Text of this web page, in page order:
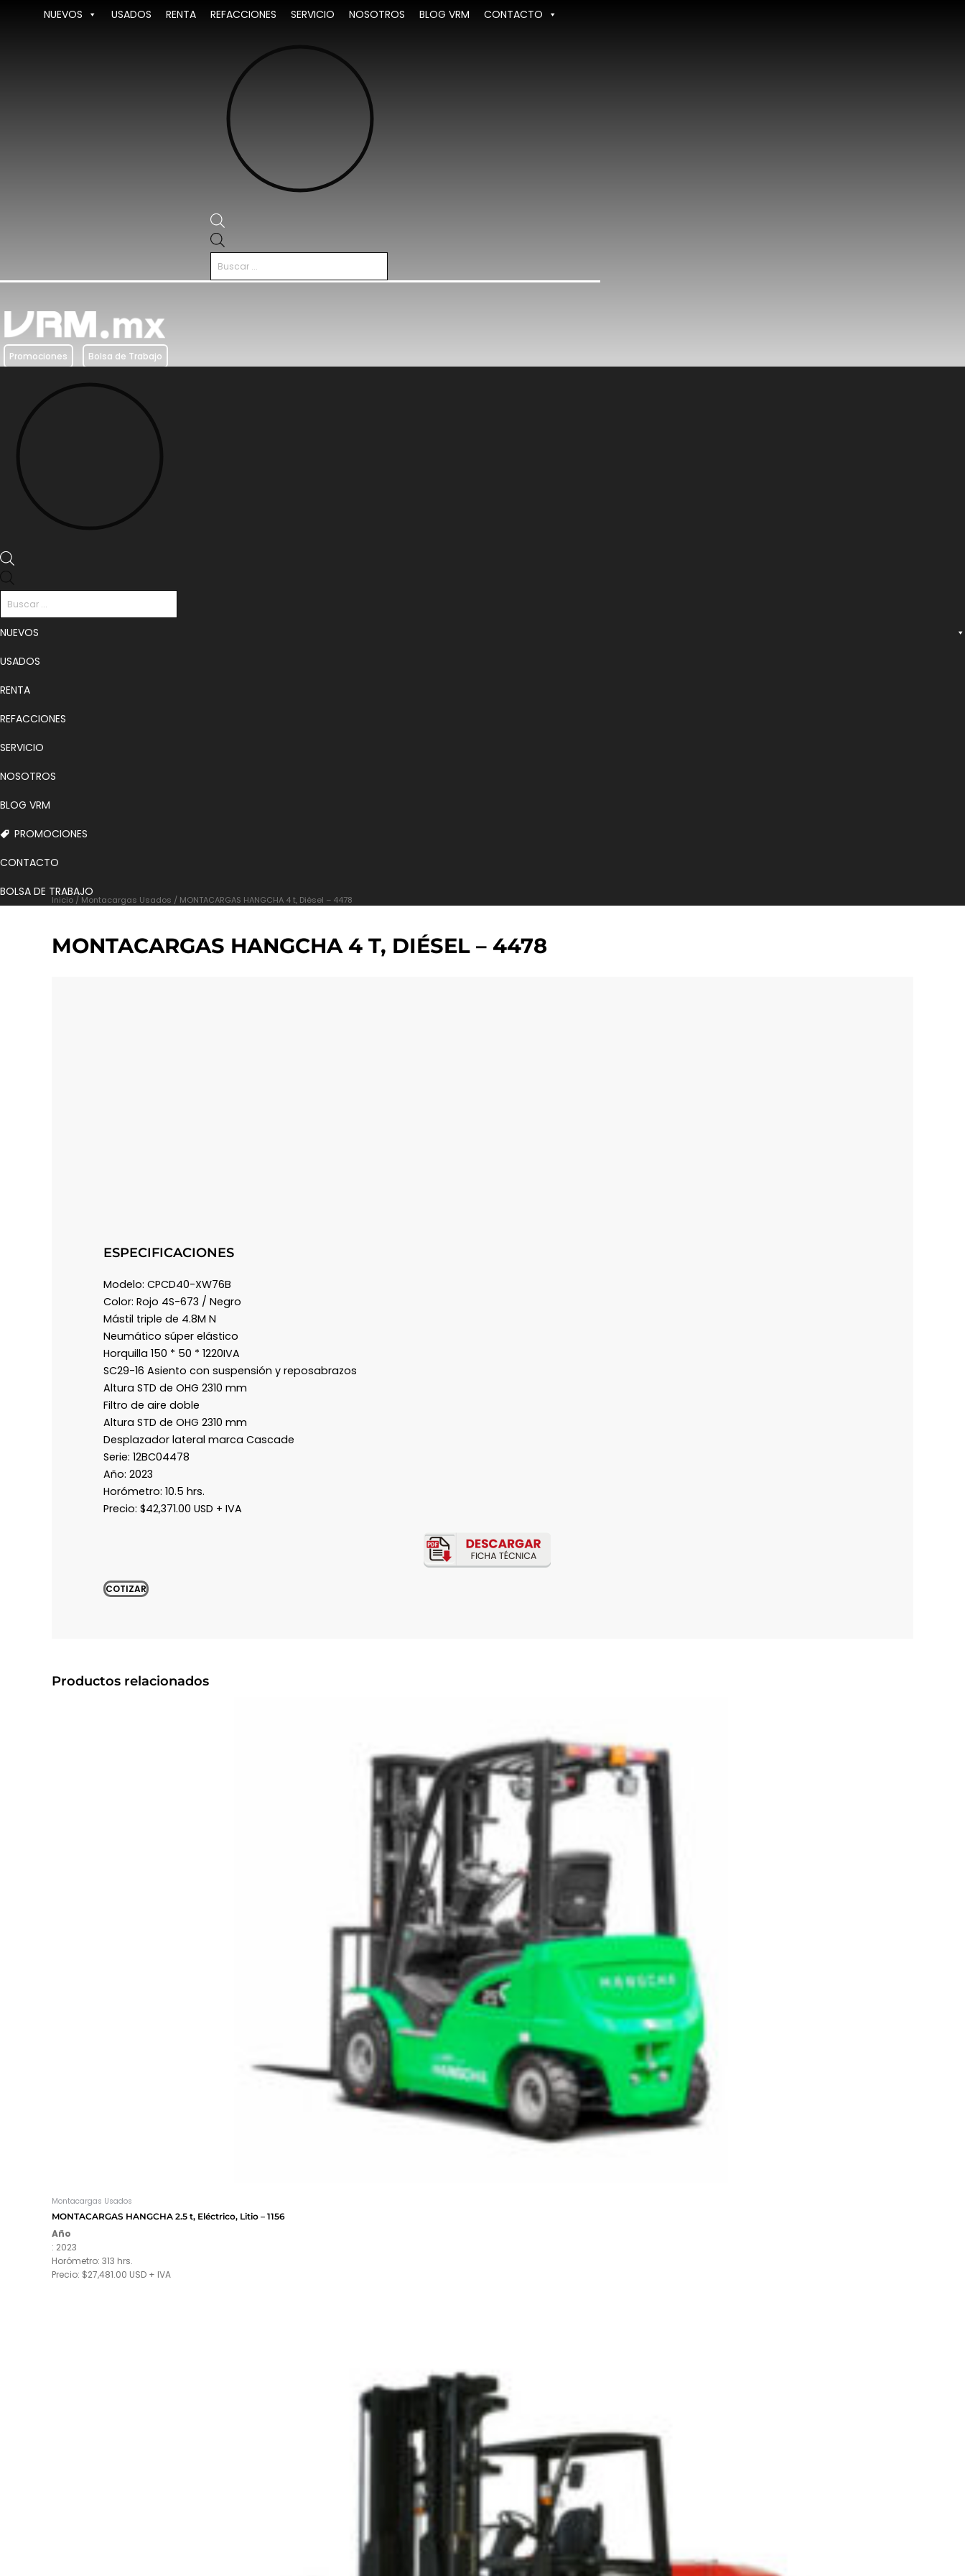
NUEVOS USADOS RENTA REFACCIONES SERVICIO NOSOTROS BLOG VRM
CONTACTO
productos
Promociones Bolsa de Trabajo
productos
NUEVOS
USADOS
RENTA
REFACCIONES
SERVICIO
NOSOTROS
BLOG VRM
PROMOCIONES
CONTACTO
BOLSA DE TRABAJO
Inicio / Montacargas Usados / MONTACARGAS HANGCHA 4 t, Diésel – 4478
MONTACARGAS HANGCHA 4 T, DIÉSEL – 4478
ESPECIFICACIONES
Modelo: CPCD40-XW76B
Color: Rojo 4S-673 / Negro
Mástil triple de 4.8M N
Neumático súper elástico
Horquilla 150 * 50 * 1220IVA
SC29-16 Asiento con suspensión y reposabrazos
Altura STD de OHG 2310 mm
Filtro de aire doble
Altura STD de OHG 2310 mm
Desplazador lateral marca Cascade
Serie: 12BC04478
Año: 2023
Horómetro: 10.5 hrs.
Precio: $42,371.00 USD + IVA
COTIZAR
Productos relacionados
Montacargas Usados
MONTACARGAS HANGCHA 2.5 t, Eléctrico, Litio – 1156
Año
: 2023
Horómetro: 313 hrs.
Precio: $27,481.00 USD + IVA